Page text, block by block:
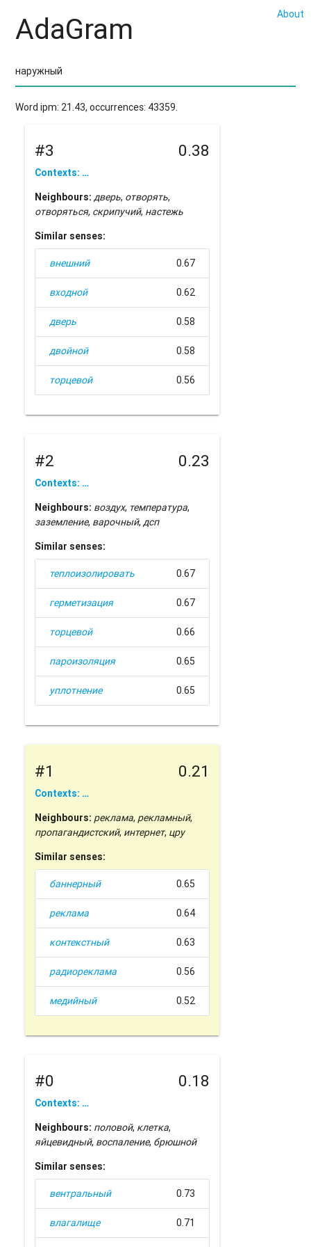
About
AdaGram
Word ipm: 21.43, occurrences: 43359.
#3 0.38
Contexts: …
Neighbours: дверь, отворять,
отворяться, скрипучий, настежь
Similar senses:
внешний 0.67
входной 0.62
дверь 0.58
двойной 0.58
торцевой 0.56
#2 0.23
Contexts: …
Neighbours: воздух, температура,
заземление, варочный,дсп
Similar senses:
теплоизолировать 0.67
герметизация 0.67
торцевой 0.66
пароизоляция 0.65
уплотнение 0.65
#1 0.21
Contexts: …
Neighbours: реклама, рекламный,
пропагандистский, интернет, цру
Similar senses:
баннерный 0.65
реклама 0.64
контекстный 0.63
радиореклама 0.56
медийный 0.52
#0 0.18
Contexts: …
Neighbours: половой, клетка,
яйцевидный, воспаление, брюшной
Similar senses:
вентральный 0.73
влагалище 0.71